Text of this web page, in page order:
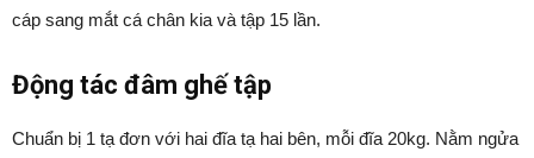
cáp sang mắt cá chân kia và tập 15 lần.
Động tác đâm ghế tập
Chuẩn bị 1 tạ đơn với hai đĩa tạ hai bên, mỗi đĩa 20kg. Nằm ngửa